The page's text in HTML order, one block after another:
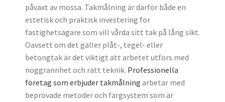
påväxt av mossa. Takmålning är därför både en
estetisk och praktisk investering för
fastighetsägare som vill vårda sitt tak på lång sikt.
Oavsett om det gäller plåt-, tegel- eller
betongtak är det viktigt att arbetet utförs med
noggrannhet och rätt teknik. Professionella
företag som erbjuder takmålning arbetar med
beprövade metoder och färgsystem som är